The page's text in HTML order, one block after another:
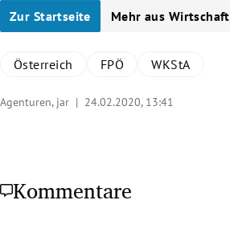
Zur Startseite Mehr aus Wirtschaft
Österreich FPÖ WKStA
Agenturen, jar | 24.02.2020, 13:41
Kommentare